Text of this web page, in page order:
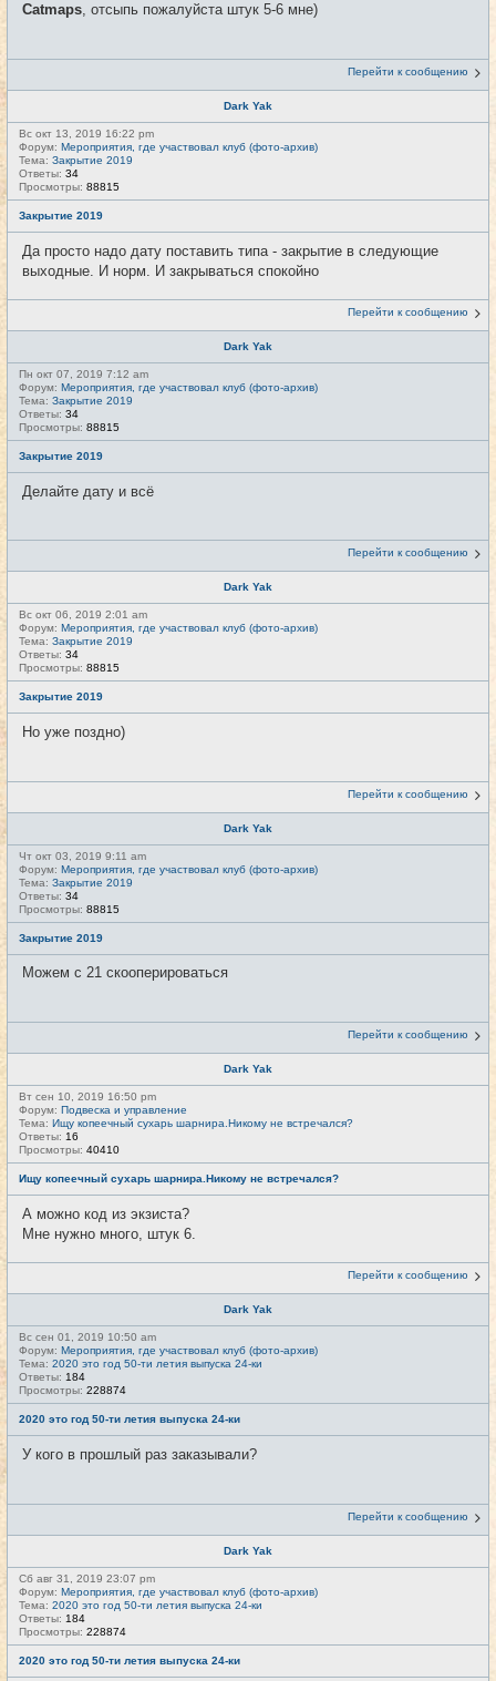
Catmaps, отсыпь пожалуйста штук 5-6 мне)
Перейти к сообщению
Dark Yak
Вс окт 13, 2019 16:22 pm
Форум: Мероприятия, где участвовал клуб (фото-архив)
Тема: Закрытие 2019
Ответы: 34
Просмотры: 88815
Закрытие 2019
Да просто надо дату поставить типа - закрытие в следующие
выходные. И норм. И закрываться спокойно
Перейти к сообщению
Dark Yak
Пн окт 07, 2019 7:12 am
Форум: Мероприятия, где участвовал клуб (фото-архив)
Тема: Закрытие 2019
Ответы: 34
Просмотры: 88815
Закрытие 2019
Делайте дату и всё
Перейти к сообщению
Dark Yak
Вс окт 06, 2019 2:01 am
Форум: Мероприятия, где участвовал клуб (фото-архив)
Тема: Закрытие 2019
Ответы: 34
Просмотры: 88815
Закрытие 2019
Но уже поздно)
Перейти к сообщению
Dark Yak
Чт окт 03, 2019 9:11 am
Форум: Мероприятия, где участвовал клуб (фото-архив)
Тема: Закрытие 2019
Ответы: 34
Просмотры: 88815
Закрытие 2019
Можем с 21 скооперироваться
Перейти к сообщению
Dark Yak
Вт сен 10, 2019 16:50 pm
Форум: Подвеска и управление
Тема: Ищу копеечный сухарь шарнира.Никому не встречался?
Ответы: 16
Просмотры: 40410
Ищу копеечный сухарь шарнира.Никому не встречался?
А можно код из экзиста?
Мне нужно много, штук 6.
Перейти к сообщению
Dark Yak
Вс сен 01, 2019 10:50 am
Форум: Мероприятия, где участвовал клуб (фото-архив)
Тема: 2020 это год 50-ти летия выпуска 24-ки
Ответы: 184
Просмотры: 228874
2020 это год 50-ти летия выпуска 24-ки
У кого в прошлый раз заказывали?
Перейти к сообщению
Dark Yak
Сб авг 31, 2019 23:07 pm
Форум: Мероприятия, где участвовал клуб (фото-архив)
Тема: 2020 это год 50-ти летия выпуска 24-ки
Ответы: 184
Просмотры: 228874
2020 это год 50-ти летия выпуска 24-ки